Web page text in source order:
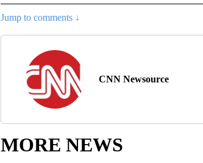
Jump to comments ↓
CNN Newsource
MORE NEWS